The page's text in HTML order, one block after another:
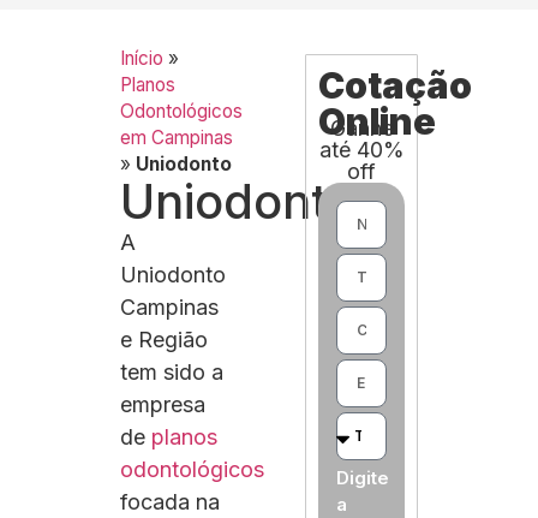
Início »
Planos
Odontológicos
em Campinas
» Uniodonto
Uniodonto
A
Uniodonto
Campinas
e Região
tem sido a
empresa
de planos
odontológicos
focada na
Cotação
Online
Ganhe
até 40%
off
Digite
a